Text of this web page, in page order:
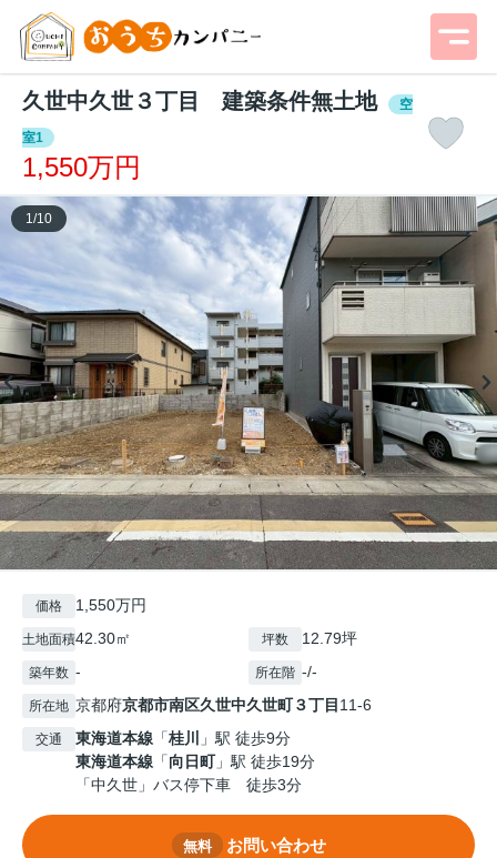
久世中久世３丁目 建築条件無土地 空
室1
1,550万円
1 /10
価格 1,550万円
土地面積42.30㎡ 坪数 12.79坪
築年数 - 所在階 -/-
所在地 京都府京都市南区久世中久世町３丁目 11-6
交通 東海道本線 「桂川
」駅 徒歩9分
東海道本線 「向日町」駅 徒歩19分
「中久世」バス停下車 徒歩3分
無料 お問い合わせ